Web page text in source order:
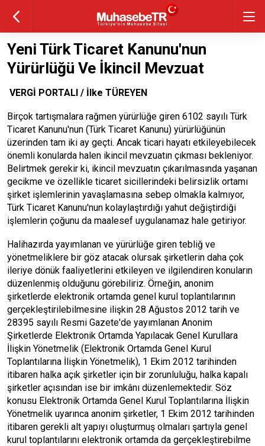
Yeni Türk Ticaret Kanunu'nun
Yürürlüğü Ve İkincil Mevzuat
VERGİ PORTALI / İlke TÜREYEN
Birçok tartışmalara rağmen yürürlüğe giren 6102 sayılı Türk
Ticaret Kanunu'nun (Türk Ticaret Kanunu) yürürlüğünün
üzerinden tam iki ay geçti. Ancak ticari hayatı etkileyebilecek
önemli konularda halen ikincil mevzuatın çıkması bekleniyor.
Belirtmek gerekir ki, ikincil mevzuatın çıkarılmasında yaşanan
gecikme ve özellikle ticaret sicillerindeki belirsizlik ortamı
şirket işlemlerinin yavaşlamasına sebep olmakla kalmıyor,
Türk Ticaret Kanunu'nun kolaylaştırdığı yahut değiştirdiği
işlemlerin çoğunu da maalesef uygulanamaz hale getiriyor.
Halihazırda yayımlanan ve yürürlüğe giren tebliğ ve
yönetmeliklere bir göz atacak olursak şirketlerin daha çok
ileriye dönük faaliyetlerini etkileyen ve ilgilendiren konuların
düzenlenmiş olduğunu görebiliriz. Örneğin, anonim
şirketlerde elektronik ortamda genel kurul toplantılarının
gerçekleştirilebilmesine ilişkin 28 Ağustos 2012 tarih ve
28395 sayılı Resmi Gazete'de yayımlanan Anonim
Şirketlerde Elektronik Ortamda Yapılacak Genel Kurullara
İlişkin Yönetmelik (Elektronik Ortamda Genel Kurul
Toplantılarına İlişkin Yönetmelik), 1 Ekim 2012 tarihinden
itibaren halka açık şirketler için bir zorunluluğu, halka kapalı
şirketler açısından ise bir imkânı düzenlemektedir. Söz
konusu Elektronik Ortamda Genel Kurul Toplantılarına İlişkin
Yönetmelik uyarınca anonim şirketler, 1 Ekim 2012 tarihinden
itibaren gerekli alt yapıyı oluşturmuş olmaları şartıyla genel
kurul toplantılarını elektronik ortamda da gerçekleştirebilme